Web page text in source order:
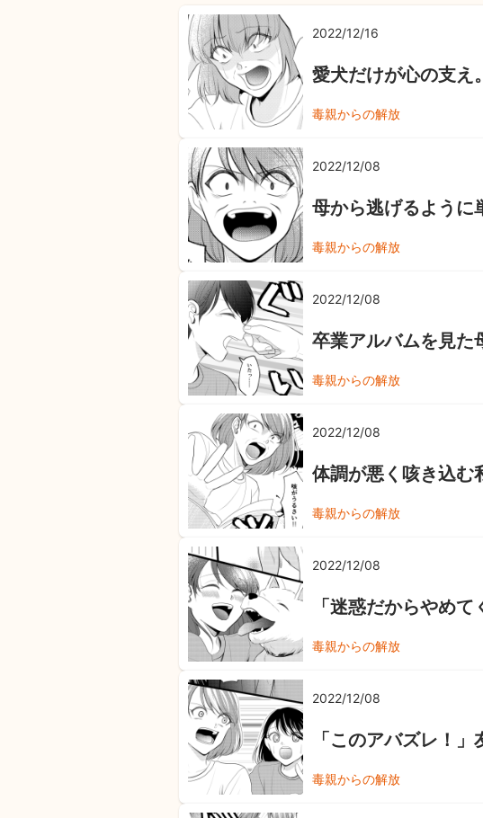
2022/12/16
愛犬だけが心の支
毒親からの解放
2022/12/08
母から逃げるよう
毒親からの解放
2022/12/08
卒業アルバムを見
毒親からの解放
2022/12/08
体調が悪く咳き込
毒親からの解放
2022/12/08
「迷惑だからやめ
毒親からの解放
2022/12/08
「このアバズレ！
毒親からの解放